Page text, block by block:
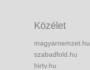
Közélet
magyarnemzet.hu
szabadfold.hu
hirtv.hu